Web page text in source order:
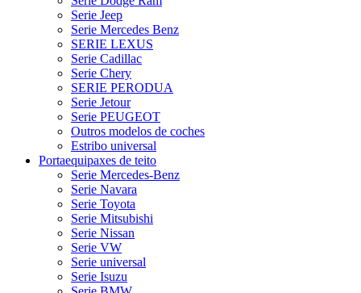
Serie Jeep
Serie Mercedes Benz
SERIE LEXUS
Serie Cadillac
Serie Chery
SERIE PERODUA
Serie Jetour
Serie PEUGEOT
Outros modelos de coches
Estribo universal
Portaequipaxes de teito
Serie Mercedes-Benz
Serie Navara
Serie Toyota
Serie Mitsubishi
Serie Nissan
Serie VW
Serie universal
Serie Isuzu